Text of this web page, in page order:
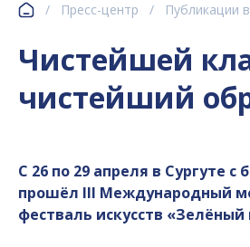
/ Пресс-центр / Публикации
Чистейшей
чистейший
С 26 по 29 апреля в Сургуте
прошёл III Международный
фестваль искусств